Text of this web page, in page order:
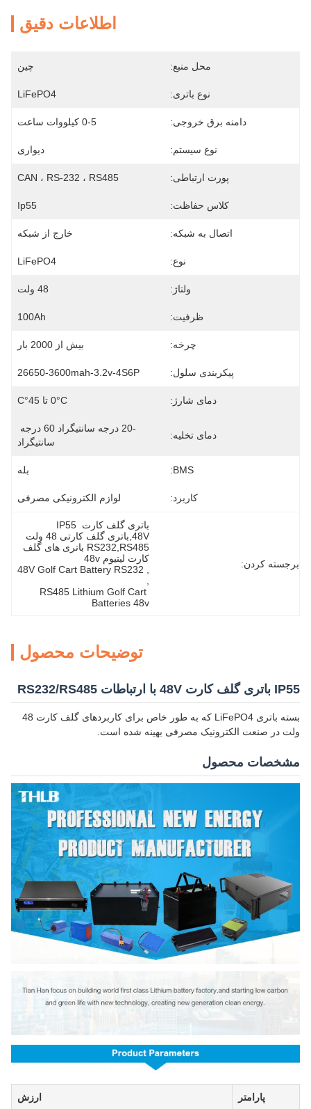
اطلاعات دقیق
محل منبع: چین
نوع باتری: LiFePO4
دامنه برق خروجی: 0-5 کیلووات ساعت
نوع سیستم: دیواری
پورت ارتباطی: CAN ، RS-232 ، RS485
کلاس حفاظت: Ip55
اتصال به شبکه: خارج از شبکه
نوع: LiFePO4
ولتاژ: 48 ولت
ظرفیت: 100Ah
چرخه: بیش از 2000 بار
پیکربندی سلول: 26650-3600mah-3.2v-4S6P
دمای شارژ: 0°C تا 45°C
دمای تخلیه:
سانتیگراد
BMS: بله
کاربرد: لوازم الکترونیکی مصرفی
برجسته کردن:
باتری گلف کارت IP55
کارت لیتیوم 48v
48V Golf Cart Battery RS232
RS485 Lithium Golf Cart
Batteries 48v
توضیحات محصول
IP55 باتری گلف کارت 48V با ارتباطات RS232/RS485
بسته باتری LiFePO4 که به طور خاص برای کاربردهای گلف کارت 48
ولت در صنعت الکترونیک مصرفی بهینه شده است.
مشخصات محصول
پارامتر ارزش